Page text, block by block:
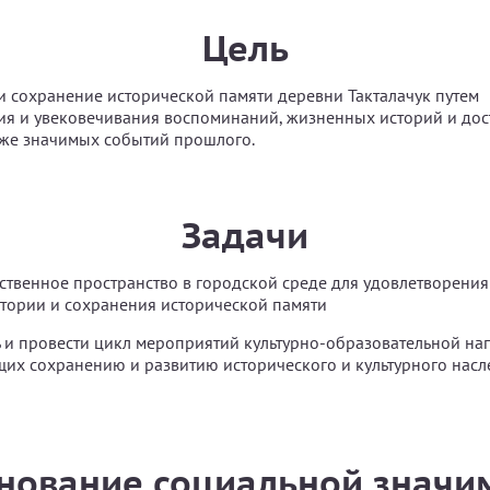
Цель
сохранение исторической памяти деревни Такталачук путем
и увековечивания воспоминаний, жизненных историй и
значимых событий прошлого.
Задачи
пространство в городской среде для
и сохранения исторической памяти
и провести цикл мероприятий культурно-образовательной
сохранению и развитию исторического и культурного